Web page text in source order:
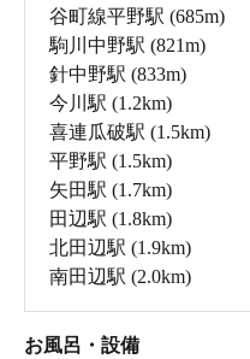
谷町線平野駅 (685m)
駒川中野駅 (821m)
針中野駅 (833m)
今川駅 (1.2km)
喜連瓜破駅 (1.5km)
平野駅 (1.5km)
矢田駅 (1.7km)
田辺駅 (1.8km)
北田辺駅 (1.9km)
南田辺駅 (2.0km)
お風呂・設備